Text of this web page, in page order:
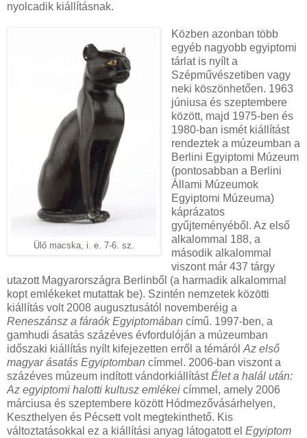
nyolcadik kiállításnak.
Ülő macska, i. e. 7-6. sz.
Közben azonban több
egyéb nagyobb egyiptomi
tárlat is nyílt a
Szépművészetiben vagy
neki köszönhetően. 1963
júniusa és szeptembere
között, majd 1975-ben és
1980-ban ismét kiállítást
rendeztek a múzeumban a
Berlini Egyiptomi Múzeum
(pontosabban a Berlini
Állami Múzeumok
Egyiptomi Múzeuma)
káprázatos
gyűjteményéből. Az első
alkalommal 188, a
második alkalommal
viszont már 437 tárgy
utazott Magyarországra Berlinből (a harmadik alkalommal
kopt emlékeket mutattak be). Szintén nemzetek közötti
kiállítás volt 2008 augusztusától novemberéig a
Reneszánsz a fáraók Egyiptomában című. 1997-ben, a
gamhudi ásatás százéves évfordulóján a múzeumban
időszaki kiállítás nyílt kifejezetten erről a témáról Az első
magyar ásatás Egyiptomban címmel. 2006-ban viszont a
százéves múzeum indított vándorkiállítástÉlet a halál után:
Az egyiptomi halotti kultusz emlékei címmel, amely 2006
márciusa és szeptembere között Hódmezővásárhelyen,
Keszthelyen és Pécsett volt megtekinthető. Kis
változtatásokkal ez a kiállítási anyag látogatott el Egyiptom